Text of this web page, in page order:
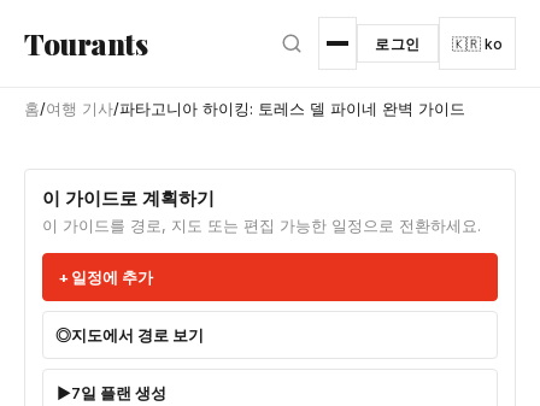
Tourants 로그인 🇰🇷 ko
홈/여행 기사/파타고니아 하이킹: 토레스 델 파이네 완벽 가이드
이 가이드로 계획하기
이 가이드를 경로, 지도 또는 편집 가능한 일정으로 전환하세요.
일정에 추가
지도에서 경로 보기
7일 플랜 생성